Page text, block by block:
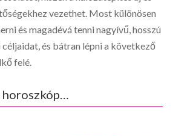
vezethet. Most különösen
és magadévá tenni nagyívű, hosszú
és bátran lépni a következő
felé.